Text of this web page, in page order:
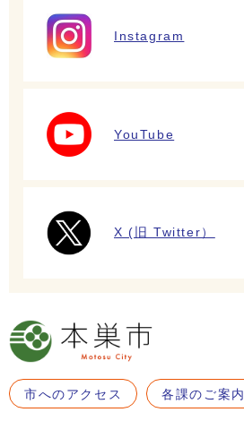
Instagram
YouTube
X (旧 Twitter）
市へのアクセス 各課のご案内